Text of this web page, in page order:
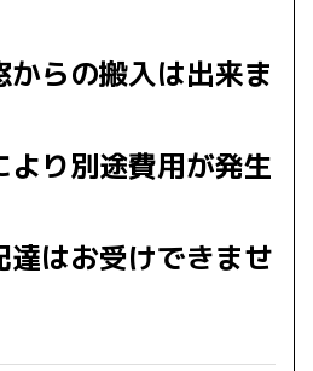
らの搬入は出来ま
り別途費用が発生
はお受けできませ